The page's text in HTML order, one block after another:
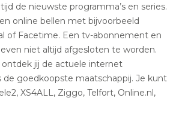
de nieuwste programma’s en series.
online bellen met bijvoorbeeld
of Facetime. Een tv-abonnement en
niet altijd afgesloten te worden.
jij de actuele internet
de goedkoopste maatschappij. Je kunt
XS4ALL, Ziggo, Telfort, Online.nl,